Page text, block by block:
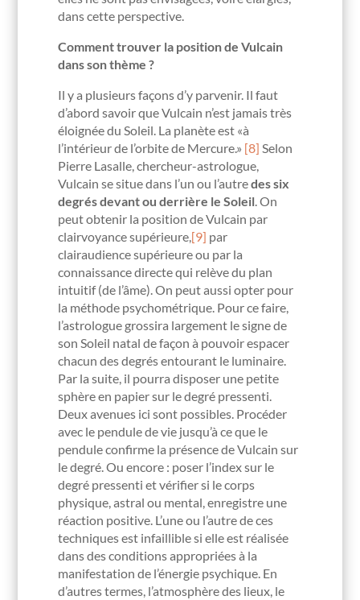
dans cette perspective.
Comment trouver la position de Vulcain
dans son thème ?
Il y a plusieurs façons d’y parvenir. Il faut
d’abord savoir que Vulcain n’est jamais très
éloignée du Soleil. La planète est «à
l’intérieur de l’orbite de Mercure.» [8] Selon
Pierre Lasalle, chercheur-astrologue,
Vulcain se situe dans l’un ou l’autredes six
degrés devant ou derrière le Soleil. On
peut obtenir la position de Vulcain par
clairvoyance supérieure,[9] par
clairaudience supérieure ou par la
connaissance directe qui relève du plan
intuitif (de l’âme). On peut aussi opter pour
la méthode psychométrique. Pour ce faire,
l’astrologue grossira largement le signe de
son Soleil natal de façon à pouvoir espacer
chacun des degrés entourant le luminaire.
Par la suite, il pourra disposer une petite
sphère en papier sur le degré pressenti.
Deux avenues ici sont possibles. Procéder
avec le pendule de vie jusqu’à ce que le
pendule confirme la présence de Vulcain sur
le degré. Ou encore : poser l’index sur le
degré pressenti et vérifier si le corps
physique, astral ou mental, enregistre une
réaction positive. L’une ou l’autre de ces
techniques est infaillible si elle est réalisée
dans des conditions appropriées à la
manifestation de l’énergie psychique. En
d’autres termes, l’atmosphère des lieux, le